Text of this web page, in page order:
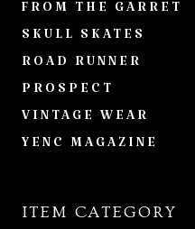
FROM THE GARRET
SKULL SKATES
ROAD RUNNER
PROSPECT
VINTAGE WEAR
YENC MAGAZINE
ITEM CATEGORY